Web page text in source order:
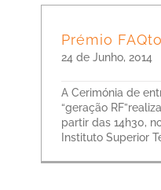
Prémio
24 de Junho, 2014
A Cerimónia de
“geração
partir das 14h30,
Instituto Superior